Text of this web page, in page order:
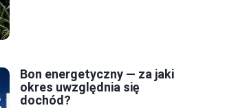
Bon energetyczny — za jaki
okres uwzględnia się
dochód?